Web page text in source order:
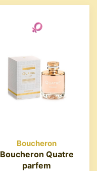
Boucheron
Boucheron Quatre
parfem